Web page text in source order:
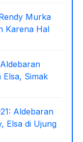
Murka
Karena Hal
Elsa, Simak
Aldebaran
Elsa di Ujung